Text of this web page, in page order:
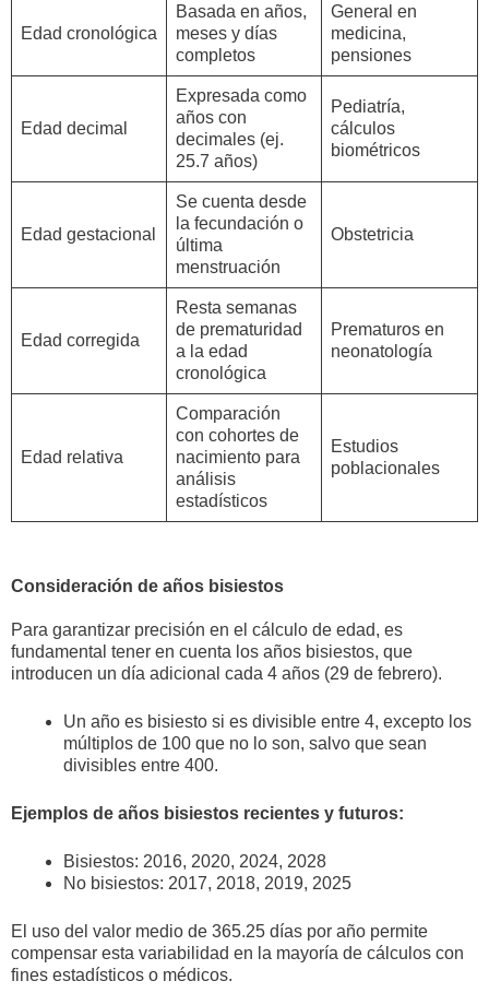
Edad cronológica
Basada en años,
meses y días
completos
General en
medicina,
pensiones
Edad decimal
Expresada como
años con
decimales (ej.
25.7 años)
Pediatría,
cálculos
biométricos
Edad gestacional
Se cuenta desde
la fecundación o
última
menstruación
Obstetricia
Edad corregida
Resta semanas
de prematuridad
a la edad
cronológica
Prematuros en
neonatología
Edad relativa
Comparación
con cohortes de
nacimiento para
análisis
estadísticos
Estudios
poblacionales
Consideración de años bisiestos
Para garantizar precisión en el cálculo de edad, es
fundamental tener en cuenta los años bisiestos, que
introducen un día adicional cada 4 años (29 de febrero).
Un año es bisiesto si es divisible entre 4, excepto los
múltiplos de 100 que no lo son, salvo que sean
divisibles entre 400.
Ejemplos de años bisiestos recientes y futuros:
Bisiestos: 2016, 2020, 2024, 2028
No bisiestos: 2017, 2018, 2019, 2025
El uso del valor medio de 365.25 días por año permite
compensar esta variabilidad en la mayoría de cálculos con
fines estadísticos o médicos.